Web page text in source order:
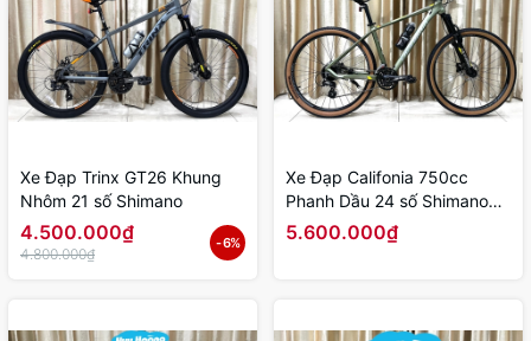
Xe Đạp Trinx GT26 Khung
Nhôm 21 số Shimano
4.500.000₫
4.800.000₫
- 6%
Xe Đạp Califonia 750cc
Phanh Dầu 24 số Shimano
Trục rỗng
5.600.000₫